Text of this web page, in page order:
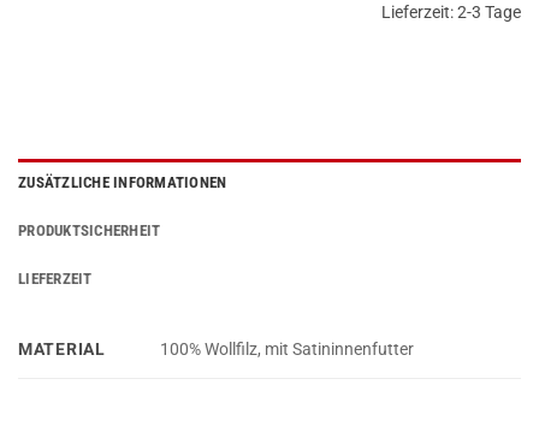
Lieferzeit:2-3 Tage
ZUSÄTZLICHE INFORMATIONEN
PRODUKTSICHERHEIT
LIEFERZEIT
MATERIAL 100% Wollfilz, mit Satininnenfutter